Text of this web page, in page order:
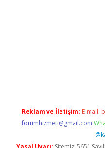
Reklam ve İletişim: E-mail:
forumhizmeti@gmail.com
Yasal Uyarı: Sitemiz, 5651